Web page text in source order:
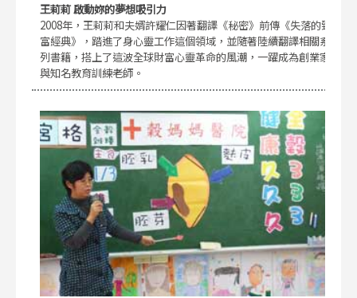
王莉莉 啟動妳的夢想吸引力
2008年，王莉莉和夫婿許耀仁因著翻譯《秘密》前傳《失落的致
富經典》，踏進了身心靈工作這個領域，並隨著陸續翻譯相關系
列書籍，搭上了這波全球財富心靈革命的風潮，一躍成為創業家
與知名教育訓練老師。